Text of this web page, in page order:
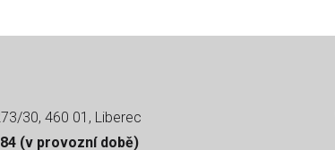
30, 460 01, Liberec
(v provozní době)